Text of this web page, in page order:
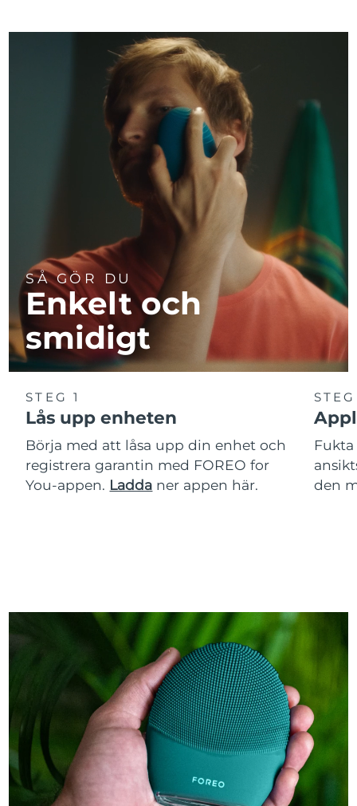
SÅ GÖR DU
Enkelt och
smidigt
STEG 1
Lås upp enheten
Börja med att låsa upp din enhet och
registrera garantin med FOREO for
You-appen. Ladda ner appen här.
den